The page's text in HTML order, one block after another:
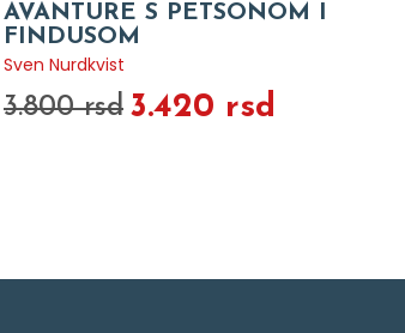
AVANTURE S PETSONOM I
FINDUSOM
Sven Nurdkvist
3.800 rsd 3.420 rsd